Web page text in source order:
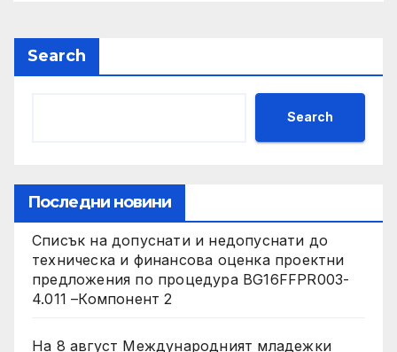
Search
Search
Последни новини
Списък на допуснати и недопуснати до
техническа и финансова оценка проектни
предложения по процедура BG16FFPR003-
4.011 –Компонент 2
На 8 август Международният младежки